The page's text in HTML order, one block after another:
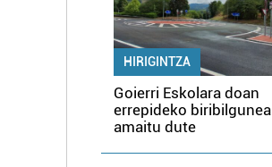
HIRIGINTZA
Goierri Eskolara doan
errepideko biribilgunea
amaitu dute